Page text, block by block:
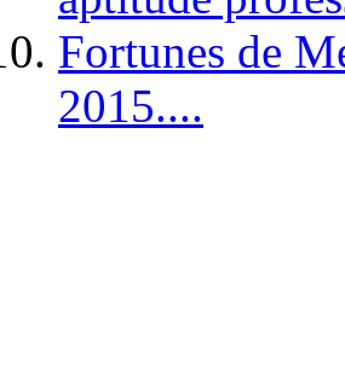
Fortunes de
2015....